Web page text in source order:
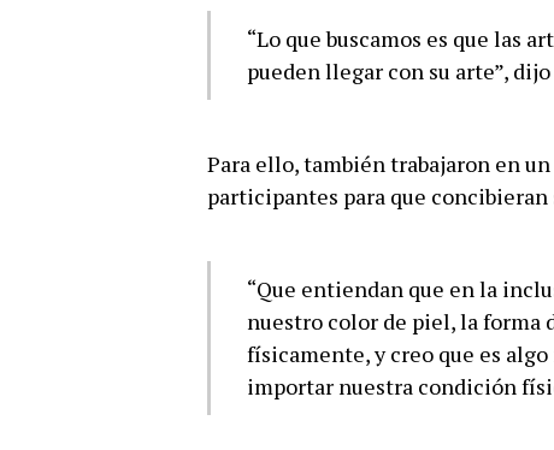
“Lo que buscamos es que las
pueden llegar con su arte”, dijo
Para ello, también trabajaron en
participantes para que
“Que entiendan que en la
nuestro color de piel, la forma
físicamente, y creo que es
importar nuestra condición